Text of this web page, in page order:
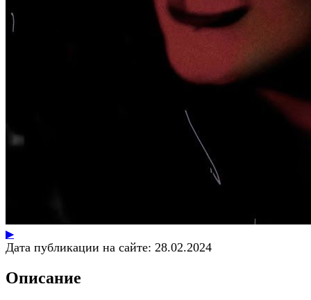
▶
Дата публикации на сайте: 28.02.2024
Описание